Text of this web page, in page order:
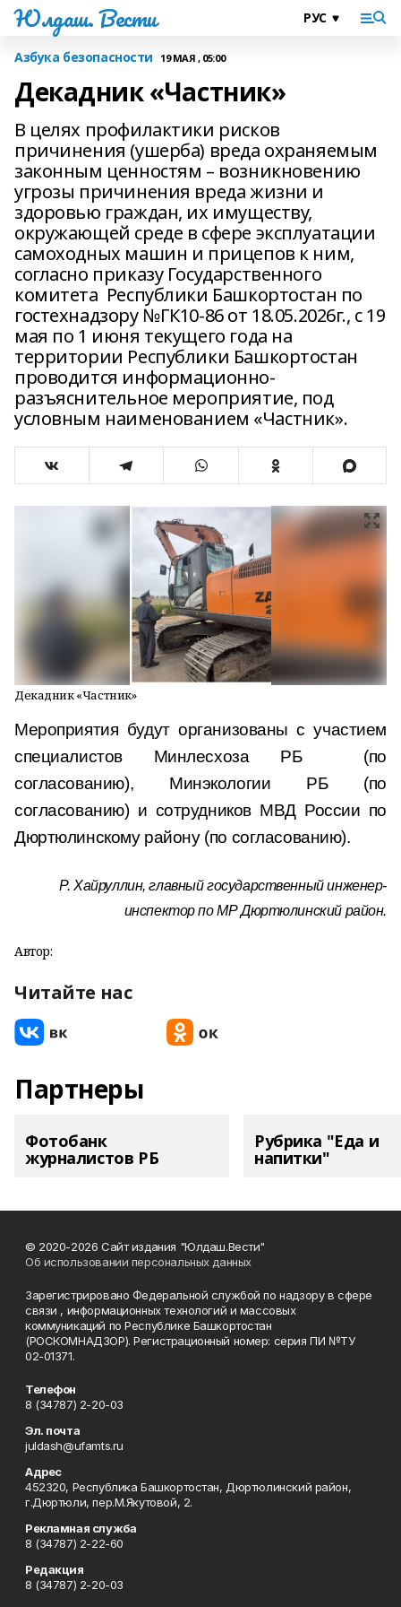
Юлдаш. Вести
Азбука безопасности 19 МАЯ , 05:00
Декадник «Частник»
В целях профилактики рисков
причинения (ушерба) вреда охраняемым
законным ценностям – возникновению
угрозы причинения вреда жизни и
здоровью граждан, их имуществу,
окружающей среде в сфере эксплуатации
самоходных машин и прицепов к ним,
согласно приказу Государственного
комитета Республики Башкортостан по
гостехнадзору №ГК10-86 от 18.05.2026г., с 19
мая по 1 июня текущего года на
территории Республики Башкортостан
проводится информационно-
разъяснительное мероприятие, под
условным наименованием «Частник».
Декадник «Частник»
Мероприятия будут организованы с участием
специалистов Минлесхоза РБ (по
согласованию), Минэкологии РБ (по
согласованию) и сотрудников МВД России по
Дюртюлинскому району (по согласованию).
Р. Хайруллин, главный государственный инженер-
инспектор по МР Дюртюлинский район.
Автор:
Читайте нас
Партнеры
Фотобанк
журналистов РБ
Рубрика "Еда и
напитки"
© 2020-2026 Сайт издания "Юлдаш.Вести"
Об использовании персональных данных
Зарегистрировано Федеральной службой по надзору в сфере
связи , информационных технологий и массовых
коммуникаций по Республике Башкортостан
(РОСКОМНАДЗОР). Регистрационный номер: серия ПИ №ТУ
02-01371.
Телефон
8 (34787) 2-20-03
Эл. почта
juldash@ufamts.ru
Адрес
452320, Республика Башкортостан, Дюртюлинский район,
г.Дюртюли, пер.М.Якутовой, 2.
Рекламная служба
8 (34787) 2-22-60
Редакция
8 (34787) 2-20-03